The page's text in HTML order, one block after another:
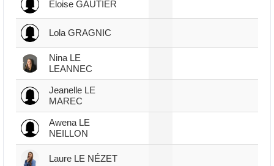
Eloise GAUTIER
Lola GRAGNIC
Nina LE
LEANNEC
Jeanelle LE
MAREC
Awena LE
NEILLON
Laure LE NÉZET